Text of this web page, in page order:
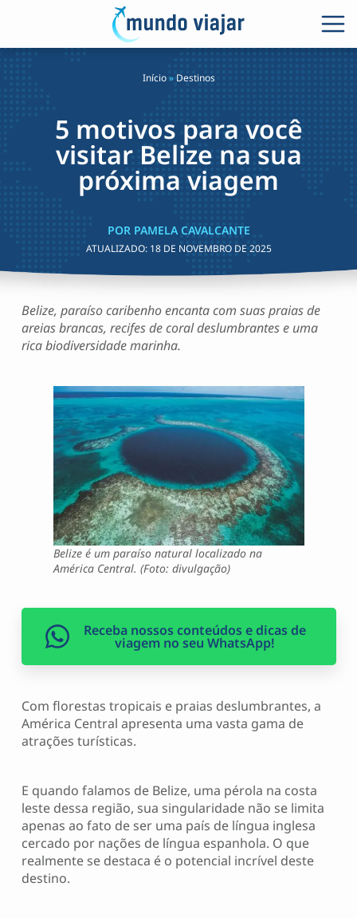
Início» Destinos
5 motivos para você
visitar Belize na sua
próxima viagem
POR PAMELA CAVALCANTE
ATUALIZADO: 18 DE NOVEMBRO DE 2025
Belize, paraíso caribenho encanta com suas praias de
areias brancas, recifes de coral deslumbrantes e uma
rica biodiversidade marinha.
Belize é um paraíso natural localizado na
América Central. (Foto: divulgação)
Receba nossos conteúdos e dicas de
viagem no seu WhatsApp!
Com florestas tropicais e praias deslumbrantes, a
América Central apresenta uma vasta gama de
atrações turísticas.
E quando falamos de Belize, uma pérola na costa
leste dessa região, sua singularidade não se limita
apenas ao fato de ser uma país de língua inglesa
cercado por nações de língua espanhola. O que
realmente se destaca é o potencial incrível deste
destino.